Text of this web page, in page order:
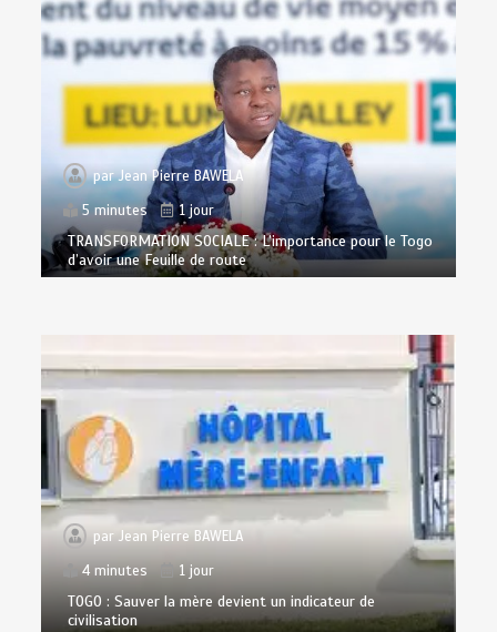
parJean Pierre BAWELA
5 minutes
1 jour
TRANSFORMATION SOCIALE : L’importance pour le Togo
d’avoir une Feuille de route
parJean Pierre BAWELA
4 minutes
1 jour
TOGO : Sauver la mère devient un indicateur de
civilisation